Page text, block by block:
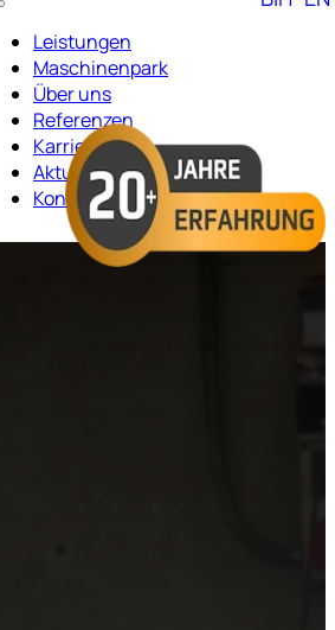
Leistungen
Maschinenpark
Über uns
Referenzen
Karriere
Aktuelles
Kontakt